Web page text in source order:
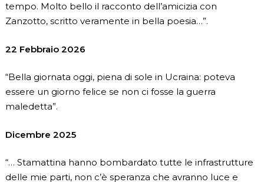
tempo. Molto bello il racconto dell’amicizia con
Zanzotto, scritto veramente in bella poesia…”.
22 Febbraio 2026
“Bella giornata oggi, piena di sole in Ucraina: poteva
essere un giorno felice se non ci fosse la guerra
maledetta”.
Dicembre 2025
“… Stamattina hanno bombardato tutte le infrastrutture
delle mie parti, non c’è speranza che avranno luce e